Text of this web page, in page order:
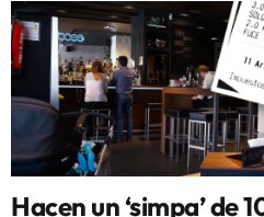
Hacen un ‘simpa’ de